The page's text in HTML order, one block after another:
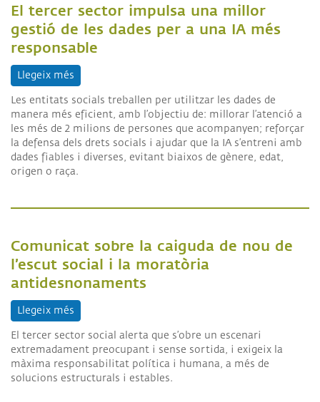
El tercer sector impulsa una millor
gestió de les dades per a una IA més
responsable
Llegeix més
Les entitats socials treballen per utilitzar les dades de
manera més eficient, amb l’objectiu de: millorar l’atenció a
les més de 2 milions de persones que acompanyen; reforçar
la defensa dels drets socials i ajudar que la IA s’entreni amb
dades fiables i diverses, evitant biaixos de gènere, edat,
origen o raça.
Comunicat sobre la caiguda de nou de
l’escut social i la moratòria
antidesnonaments
Llegeix més
El tercer sector social alerta que s’obre un escenari
extremadament preocupant i sense sortida, i exigeix la
màxima responsabilitat política i humana, a més de
solucions estructurals i estables.